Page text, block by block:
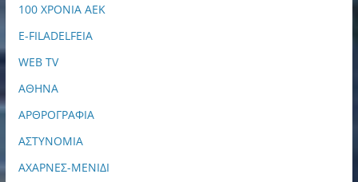
100 ΧΡΟΝΙΑ ΑΕΚ
E-FILADELFEIA
WEB TV
ΑΘΗΝΑ
ΑΡΘΡΟΓΡΑΦΙΑ
ΑΣΤΥΝΟΜΙΑ
ΑΧΑΡΝΕΣ-ΜΕΝΙΔΙ